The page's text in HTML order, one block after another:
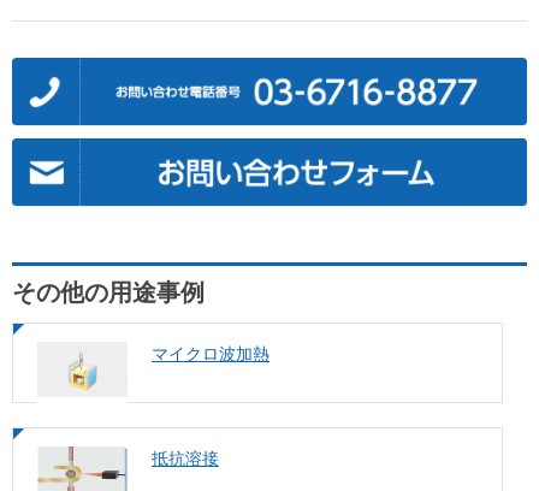
その他の用途事例
マイクロ波加熱
抵抗溶接